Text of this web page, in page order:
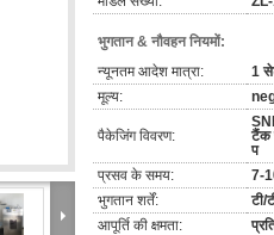
भुगतान & नौवहन नियमों:
न्यूनतम आदेश मात्रा:
1
मूल्य:
पैकेजिंग विवरण:
टैंक
प
प्रसव के समय:
7-
भुगतान शर्तें:
टी/
आपूर्ति की क्षमता: